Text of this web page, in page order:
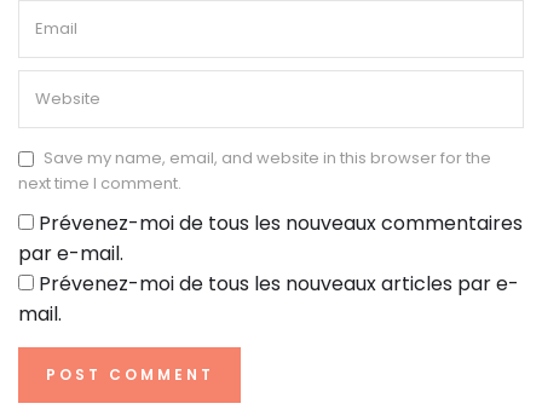
Save my name, email, and website in this browser for the
next time I comment.
Prévenez-moi de tous les nouveaux commentaires
par e-mail.
Prévenez-moi de tous les nouveaux articles par e-
mail.